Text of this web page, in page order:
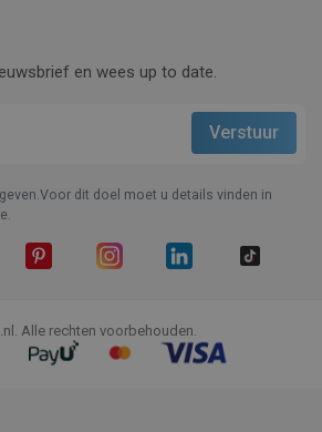
en wees up to date.
dit doel moet u details vinden in
Alle rechten voorbehouden.